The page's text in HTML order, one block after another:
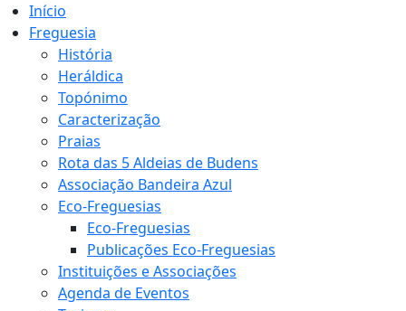
Início
Freguesia
História
Heráldica
Topónimo
Caracterização
Praias
Rota das 5 Aldeias de Budens
Associação Bandeira Azul
Eco-Freguesias
Eco-Freguesias
Publicações Eco-Freguesias
Instituições e Associações
Agenda de Eventos